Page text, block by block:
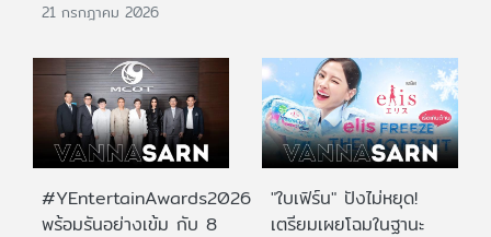
21 กรกฎาคม 2026
#YEntertainAwards2026
พร้อมรันอย่างเข้ม กับ 8
"ใบเฟิร์น" ปังไม่หยุด!
เตรียมเผยโฉมในฐานะ